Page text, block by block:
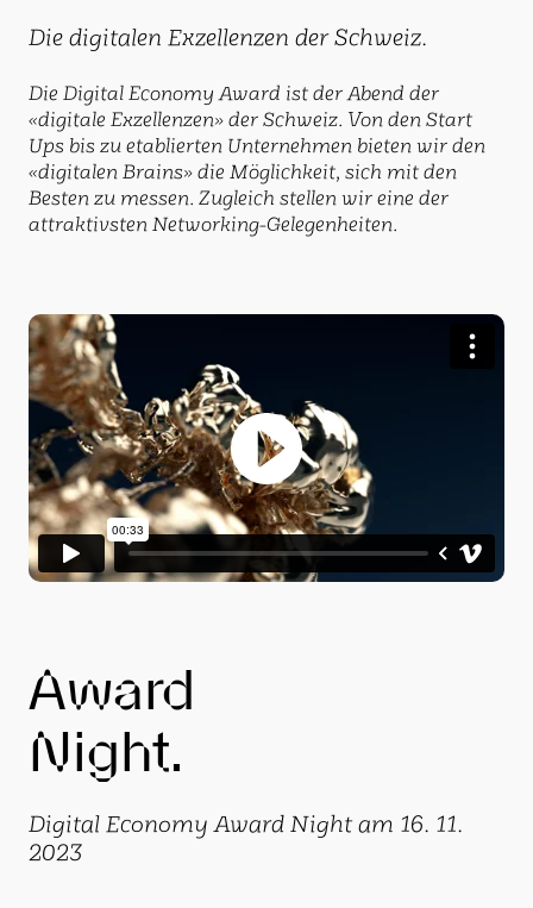
Die digitalen Exzellenzen der Schweiz.
Die Digital Economy Award ist der Abend der
«digitale Exzellenzen» der Schweiz. Von den Start
Ups bis zu etablierten Unternehmen bieten wir den
«digitalen Brains» die Möglichkeit, sich mit den
Besten zu messen. Zugleich stellen wir eine der
attraktivsten Networking-Gelegenheiten.
Play
Video
Award
Night.
Digital Economy Award Night am 16. 11.
2023